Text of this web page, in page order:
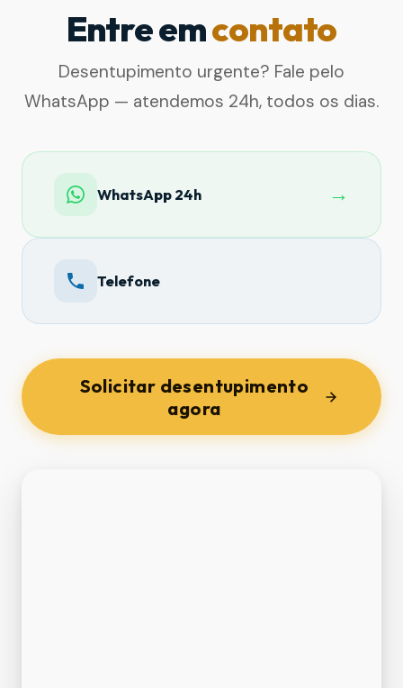
Entre emcontato
Desentupimento urgente? Fale pelo
WhatsApp — atendemos 24h, todos os dias.
WhatsApp 24h →
Telefone
Solicitar desentupimento
agora